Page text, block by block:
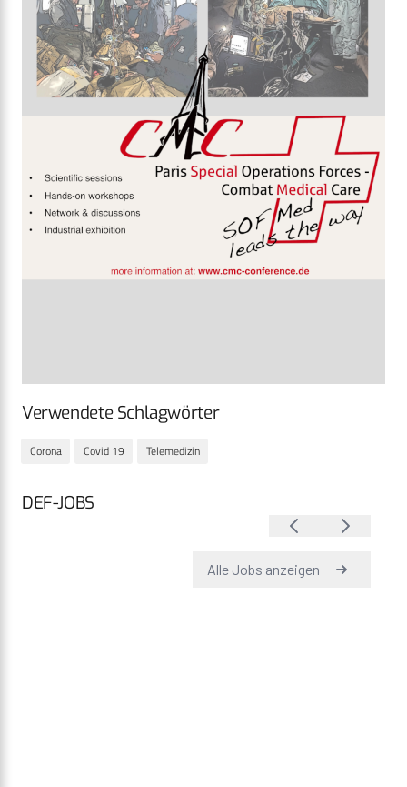
Verwendete Schlagwörter
Corona Covid 19 Telemedizin
DEF-JOBS